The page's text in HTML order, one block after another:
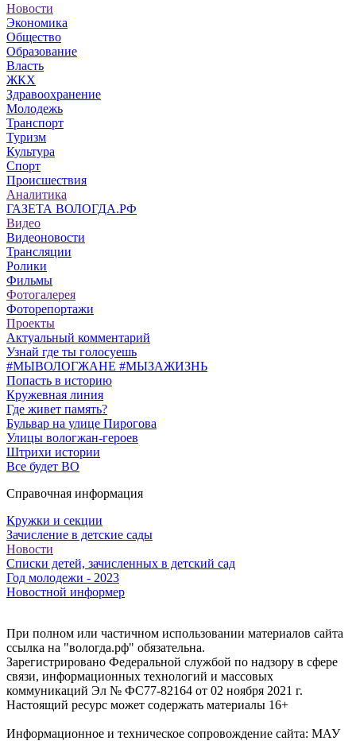
Новости
Экономика
Общество
Образование
Власть
ЖКХ
Здравоохранение
Молодежь
Транспорт
Туризм
Культура
Спорт
Происшествия
Аналитика
ГАЗЕТА ВОЛОГДА.РФ
Видео
Видеоновости
Трансляции
Ролики
Фильмы
Фотогалерея
Фоторепортажи
Проекты
Актуальный комментарий
Узнай где ты голосуешь
#МЫВОЛОГЖАНЕ #МЫЗАЖИЗНЬ
Попасть в историю
Кружевная линия
Где живет память?
Бульвар на улице Пирогова
Улицы вологжан-героев
Штрихи истории
Все будет ВО
Справочная информация
Кружки и секции
Зачисление в детские сады
Новости
Списки детей, зачисленных в детский сад
Год молодежи - 2023
Новостной информер
При полном или частичном использовании материалов сайта
ссылка на "вологда.рф" обязательна.
Зарегистрировано Федеральной службой по надзору в сфере
связи, информационных технологий и массовых
коммуникаций Эл № ФС77-82164 от 02 ноября 2021 г.
Настоящий ресурс может содержать материалы 16+
Информационное и техническое сопровождение сайта: МАУ